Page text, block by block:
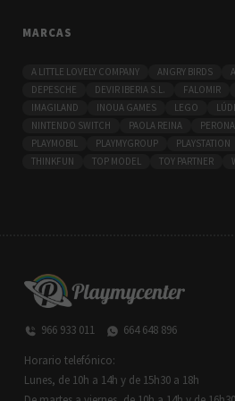
MARCAS
A LITTLE LOVELY COMPANY ANGRY BIRDS
DEPESCHE
DEVIR IBERIA S.L. FALOMIR
IMAGILAND
INOUA GAMES LEGO
NINTENDO SWITCH
PAOLA REINA PERONA
PLAYMOBIL
PLAYMYGROUP PLAYSTATION
THINKFUN
TOP MODEL TOY PARTNER
966 933 011 664 648 896
Horario telefónico:
Lunes, de 10h a 14h y de 15h30 a 18h